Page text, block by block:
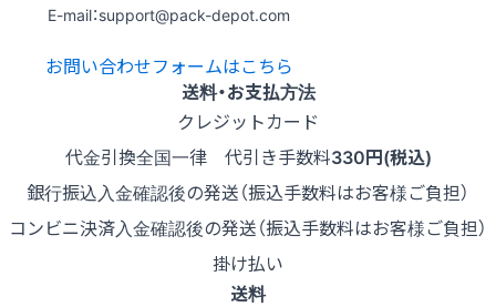
E-mail：support@pack-depot.com
お問い合わせフォームはこちら
送料・お支払方法
クレジットカード
代金引換全国一律 代引き手数料330円(税込)
銀行振込入金確認後の発送（振込手数料はお客様ご負担）
コンビニ決済入金確認後の発送（振込手数料はお客様ご負担）
掛け払い
送料